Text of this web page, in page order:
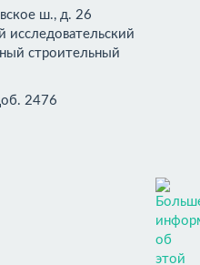
ш., д. 26
строительный
2476